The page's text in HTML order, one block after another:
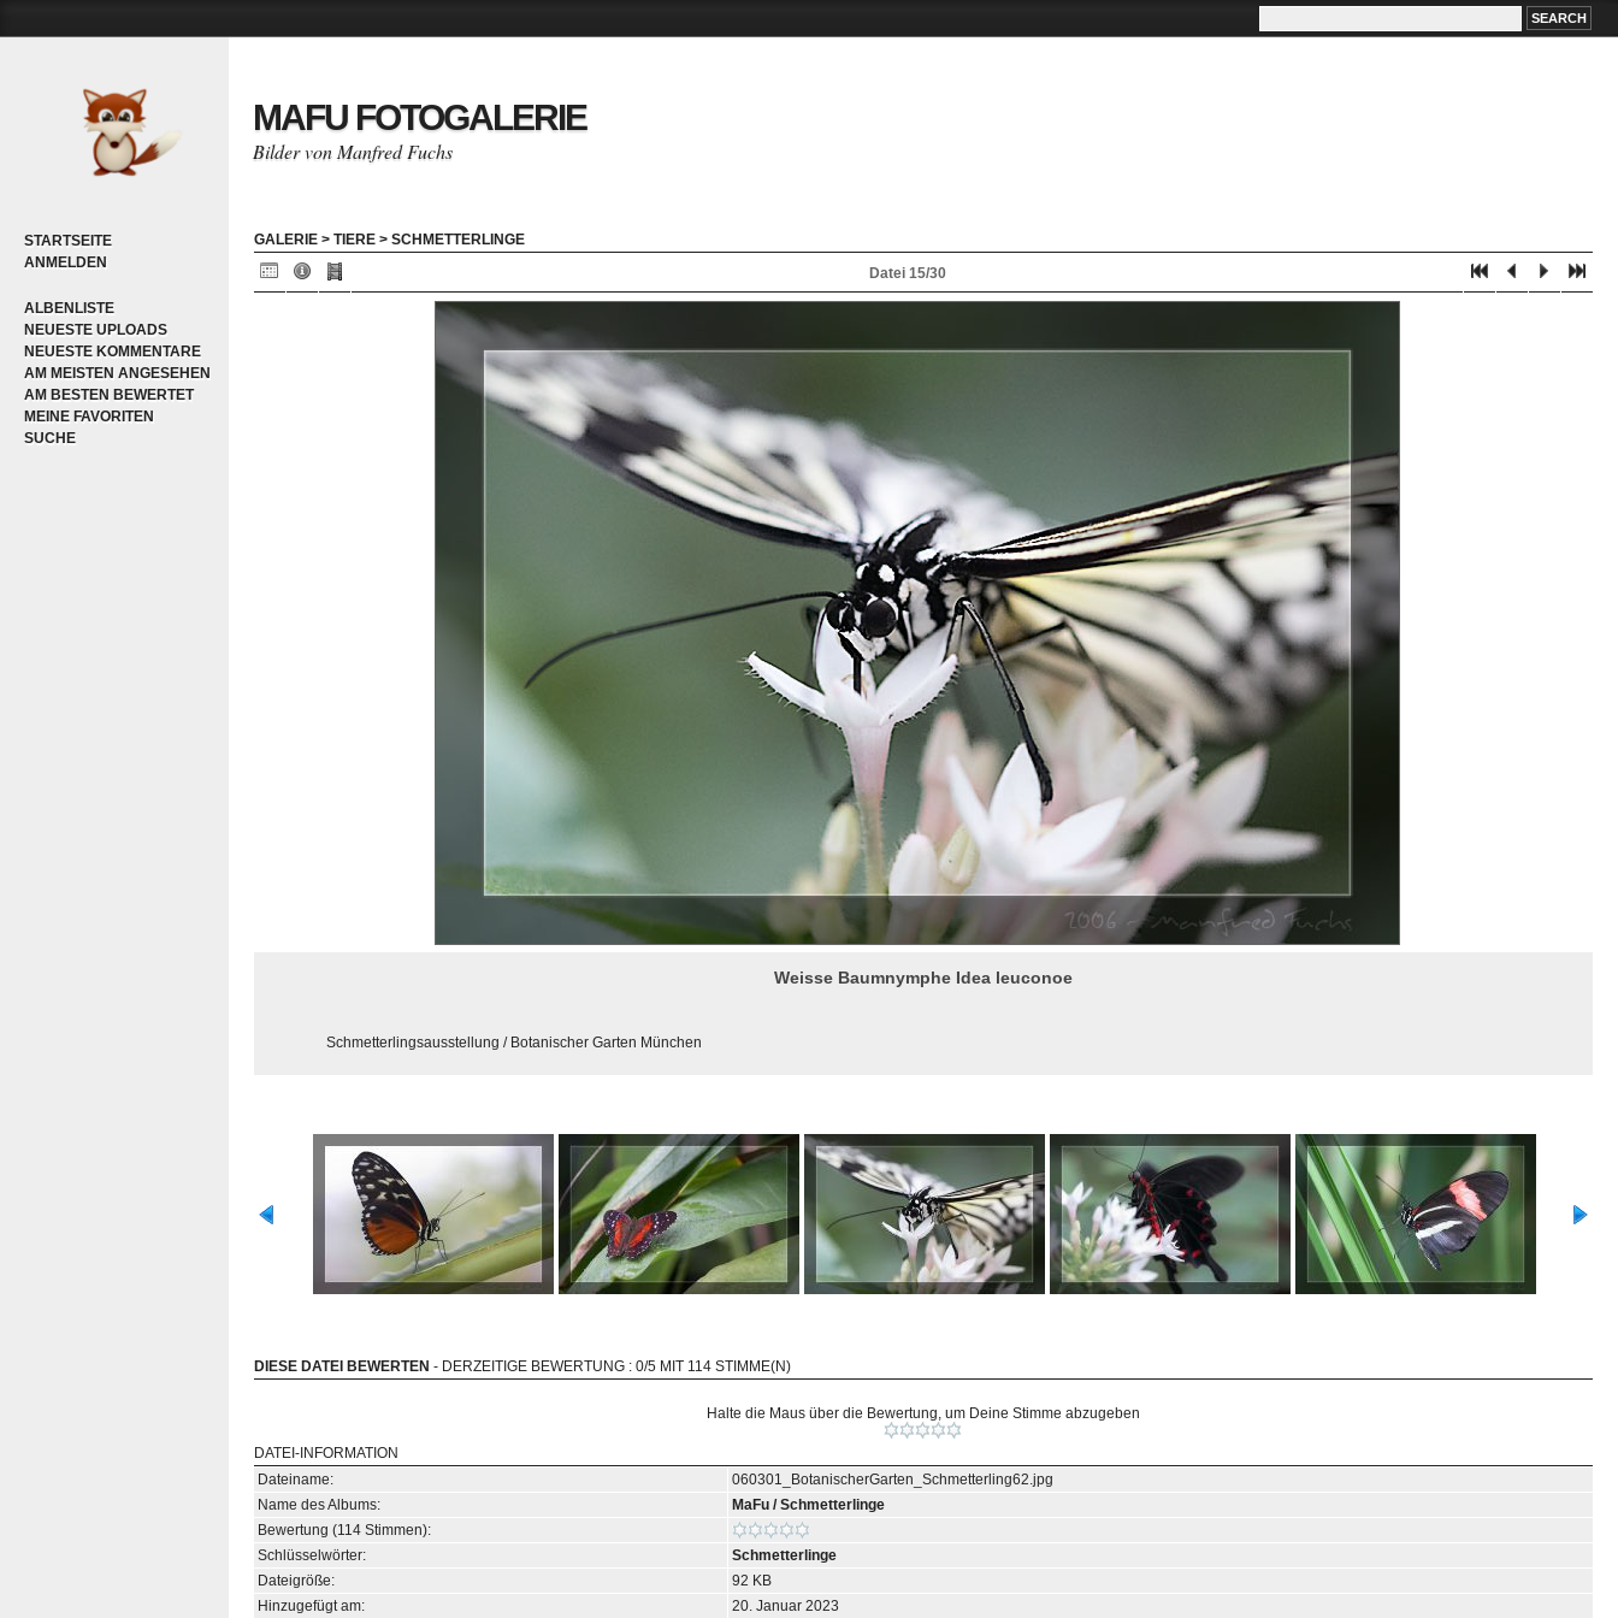
STARTSEITE
ANMELDEN
ALBENLISTE
NEUESTE UPLOADS
NEUESTE KOMMENTARE
AM MEISTEN ANGESEHEN
AM BESTEN BEWERTET
MEINE FAVORITEN
SUCHE
MAFU FOTOGALERIE
Bilder von Manfred Fuchs
GALERIE > TIERE > SCHMETTERLINGE
Datei 15/30
Weisse Baumnymphe Idea leuconoe
Schmetterlingsausstellung / Botanischer Garten München
DIESE DATEI BEWERTEN - DERZEITIGE BEWERTUNG : 0/5 MIT 114 STIMME(N)
Halte die Maus über die Bewertung, um Deine Stimme abzugeben
DATEI-INFORMATION
Dateiname:
060301_BotanischerGarten_Schmetterling62.jpg
Name des Albums:
MaFu /Schmetterlinge
Bewertung (114 Stimmen):
Schlüsselwörter:
Schmetterlinge
Dateigröße:
92 KB
Hinzugefügt am:
20. Januar 2023